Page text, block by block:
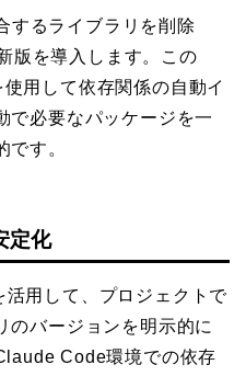
するライブラリを削除
版を導入します。この
用して依存関係の自動イ
で必要なパッケージを一
す。
定化
用して、プロジェクトで
のバージョンを明示的に
Code環境での依存